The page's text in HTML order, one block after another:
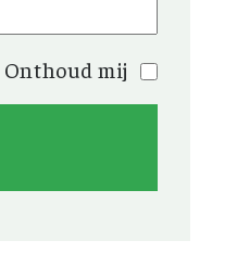
Onthoud mij